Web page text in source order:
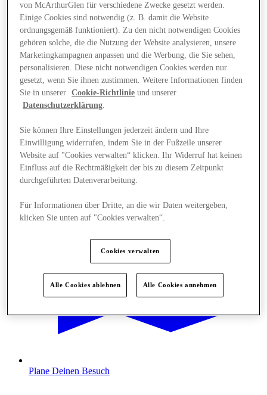
Plane Deinen Besuch
von McArthurGlen für verschiedene Zwecke gesetzt werden.
Einige Cookies sind notwendig (z. B. damit die Website
ordnungsgemäß funktioniert). Zu den nicht notwendigen Cookies
gehören solche, die die Nutzung der Website analysieren, unsere
Marketingkampagnen anpassen und die Werbung, die Sie sehen,
personalisieren. Diese nicht notwendigen Cookies werden nur
gesetzt, wenn Sie ihnen zustimmen. Weitere Informationen finden
Sie in unserer
Cookie-Richtlinie und unserer
Datenschutzerklärung.
Sie können Ihre Einstellungen jederzeit ändern und Ihre
Einwilligung widerrufen, indem Sie in der Fußzeile unserer
Website auf "Cookies verwalten“ klicken. Ihr Widerruf hat keinen
Einfluss auf die Rechtmäßigkeit der bis zu diesem Zeitpunkt
durchgeführten Datenverarbeitung.
Für Informationen über Dritte, an die wir Daten weitergeben,
klicken Sie unten auf "Cookies verwalten“.
Cookies verwalten
Alle Cookies ablehnen Alle Cookies annehmen